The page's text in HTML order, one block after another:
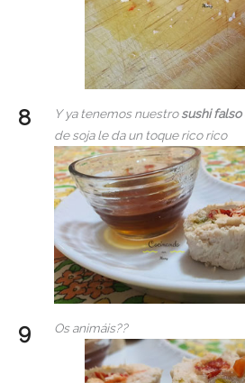
Y ya tenemos nuestrosushi falso
de soja le da un toque rico rico
Os animáis??